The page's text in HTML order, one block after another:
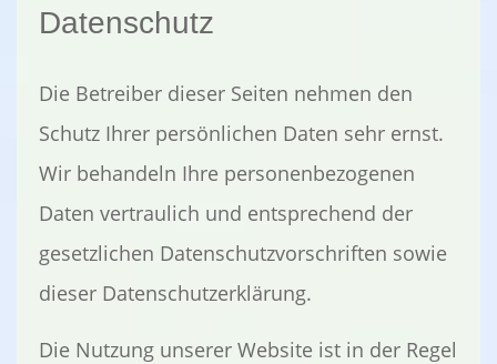
Datenschutz
Die Betreiber dieser Seiten nehmen den
Schutz Ihrer persönlichen Daten sehr ernst.
Wir behandeln Ihre personenbezogenen
Daten vertraulich und entsprechend der
gesetzlichen Datenschutzvorschriften sowie
dieser Datenschutzerklärung.
Die Nutzung unserer Website ist in der Regel